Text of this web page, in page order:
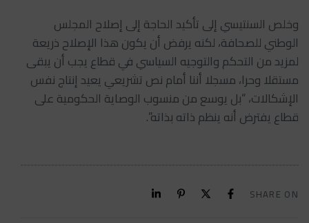
وخلص السنتيسي إلى تأكيد الحاجة إلى إصلاح المجلس
الوطني للصحافة، لكنه يرفض أن يكون هذا الإصلاح ذريعة
لمزيد من التحكم والتوجيه السياسي في قطاع يجب أن يبقى
مستقلا وحرا، مسجلا أننا أمام نص تشريعي يعيد إنتاج نفس
الإشكالات، “بل يوسع من منسوب الوصاية الحكومية على
قطاع يفترض أنه ينظم ذاته بذاته”.
SHARE ON